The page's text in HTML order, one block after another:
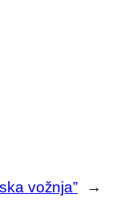
vožnja” →